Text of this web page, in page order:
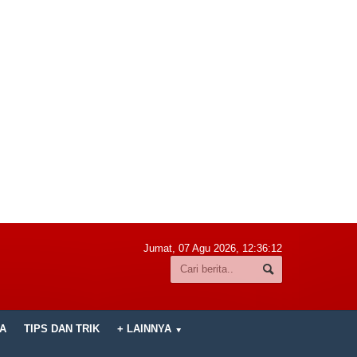
Jumat, 07 Agu 2026, 12:36:13
TIPS DAN TRIK + LAINNYA